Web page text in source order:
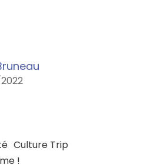
Culture Trip
!